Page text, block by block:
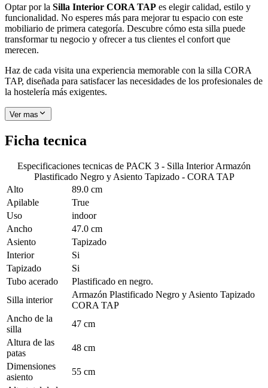
Optar por la Silla Interior CORA TAP es elegir calidad, estilo y
funcionalidad. No esperes más para mejorar tu espacio con este
mobiliario de primera categoría. Descubre cómo esta silla puede
transformar tu negocio y ofrecer a tus clientes el confort que
merecen.
Haz de cada visita una experiencia memorable con la silla CORA
TAP, diseñada para satisfacer las necesidades de los profesionales de
la hostelería más exigentes.
Ver mas
Ficha tecnica
Especificaciones tecnicas de PACK 3 - Silla Interior Armazón
Plastificado Negro y Asiento Tapizado - CORA TAP
Alto
89.0 cm
Apilable
True
Uso
indoor
Ancho
47.0 cm
Asiento
Tapizado
Interior
Si
Tapizado
Si
Tubo acerado
Plastificado en negro.
Silla interior
Armazón Plastificado Negro y Asiento Tapizado
CORA TAP
Ancho de la
silla
47 cm
Altura de las
patas
48 cm
Dimensiones
asiento
55 cm